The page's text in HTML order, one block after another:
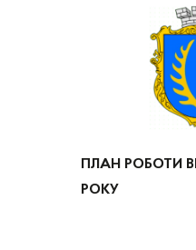
ПЛАН РОБОТИ
РОКУ